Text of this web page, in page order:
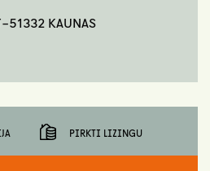
51332 KAUNAS
PIRKTI LIZINGU